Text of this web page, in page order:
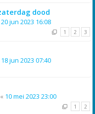
dood
20 jun 2023 16:08
1 2 3
18 jun 2023 07:40
10 mei 2023 23:00
1 2